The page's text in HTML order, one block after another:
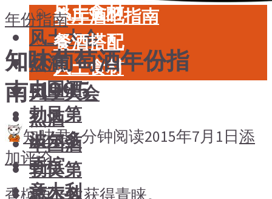
风土食材
风土大会
烈酒
中国酒
勃艮第
波尔多
香槟
意大利
餐厅酒吧指南
餐酒搭配
风土食材
风土大会
烈酒
中国酒
勃艮第
年份指南
知味葡萄酒年份指
南-1995
知味君1 分钟阅读2015年7月1日添
加评论
香槟再一次获得青睐。